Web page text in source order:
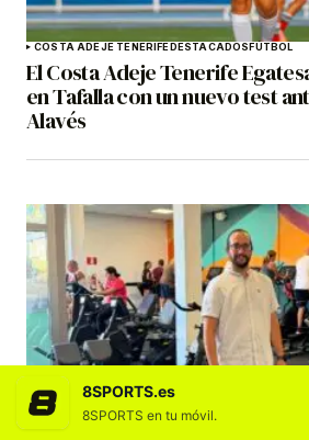
COSTA ADEJE TENERIFEDESTACADOSFÚTBOL
El Costa Adeje Tenerife
en Tafalla con un nuevo test
Alavés
DESTACADOSGRAN CANARIA
El Gimnasio Municipal de
8SPORTS.es
8SPORTS en tu móvil.